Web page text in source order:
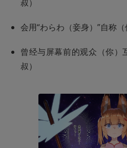
叔）
会用“わらわ（妾身）”自称（
曾经与屏幕前的观众（你）
叔）